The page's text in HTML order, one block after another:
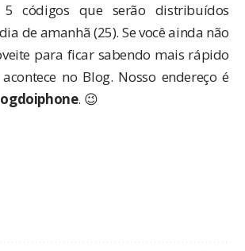
5 códigos que serão distribuídos
de amanhã (25). Se você ainda não
para ficar sabendo mais rápido
no Blog. Nosso endereço é
. 😉